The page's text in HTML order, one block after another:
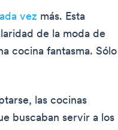
vez más. Esta
de la moda de
cocina fantasma. Sólo
las cocinas
buscaban servir a los